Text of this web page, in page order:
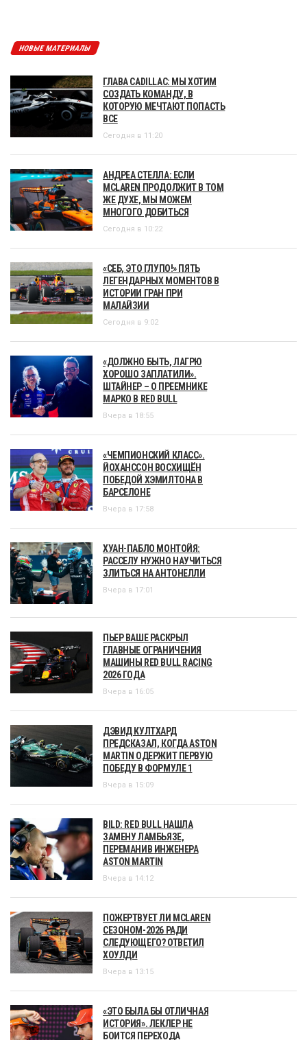
НОВЫЕ МАТЕРИАЛЫ
ГЛАВА CADILLAC: МЫ ХОТИМ
СОЗДАТЬ КОМАНДУ, В
КОТОРУЮ МЕЧТАЮТ ПОПАСТЬ
ВСЕ
Сегодня в 11:20
АНДРЕА СТЕЛЛА: ЕСЛИ
MCLAREN ПРОДОЛЖИТ В ТОМ
ЖЕ ДУХЕ, МЫ МОЖЕМ
МНОГОГО ДОБИТЬСЯ
Сегодня в 10:22
«СЕБ, ЭТО ГЛУПО!» ПЯТЬ
ЛЕГЕНДАРНЫХ МОМЕНТОВ В
ИСТОРИИ ГРАН ПРИ
МАЛАЙЗИИ
Сегодня в 9:02
«ДОЛЖНО БЫТЬ, ЛАГРЮ
ХОРОШО ЗАПЛАТИЛИ».
ШТАЙНЕР – О ПРЕЕМНИКЕ
МАРКО В RED BULL
Вчера в 18:55
«ЧЕМПИОНСКИЙ КЛАСС».
ЙОХАНССОН ВОСХИЩЁН
ПОБЕДОЙ ХЭМИЛТОНА В
БАРСЕЛОНЕ
Вчера в 17:58
ХУАН-ПАБЛО МОНТОЙЯ:
РАССЕЛУ НУЖНО НАУЧИТЬСЯ
ЗЛИТЬСЯ НА АНТОНЕЛЛИ
Вчера в 17:01
ПЬЕР ВАШЕ РАСКРЫЛ
ГЛАВНЫЕ ОГРАНИЧЕНИЯ
МАШИНЫ RED BULL RACING
2026 ГОДА
Вчера в 16:05
ДЭВИД КУЛТХАРД
ПРЕДСКАЗАЛ, КОГДА ASTON
MARTIN ОДЕРЖИТ ПЕРВУЮ
ПОБЕДУ В ФОРМУЛЕ 1
Вчера в 15:09
BILD: RED BULL НАШЛА
ЗАМЕНУ ЛАМБЬЯЗЕ,
ПЕРЕМАНИВ ИНЖЕНЕРА
ASTON MARTIN
Вчера в 14:12
ПОЖЕРТВУЕТ ЛИ MCLAREN
СЕЗОНОМ-2026 РАДИ
СЛЕДУЮЩЕГО? ОТВЕТИЛ
ХОУЛДИ
Вчера в 13:15
«ЭТО БЫЛА БЫ ОТЛИЧНАЯ
ИСТОРИЯ». ЛЕКЛЕР НЕ
БОИТСЯ ПЕРЕХОДА